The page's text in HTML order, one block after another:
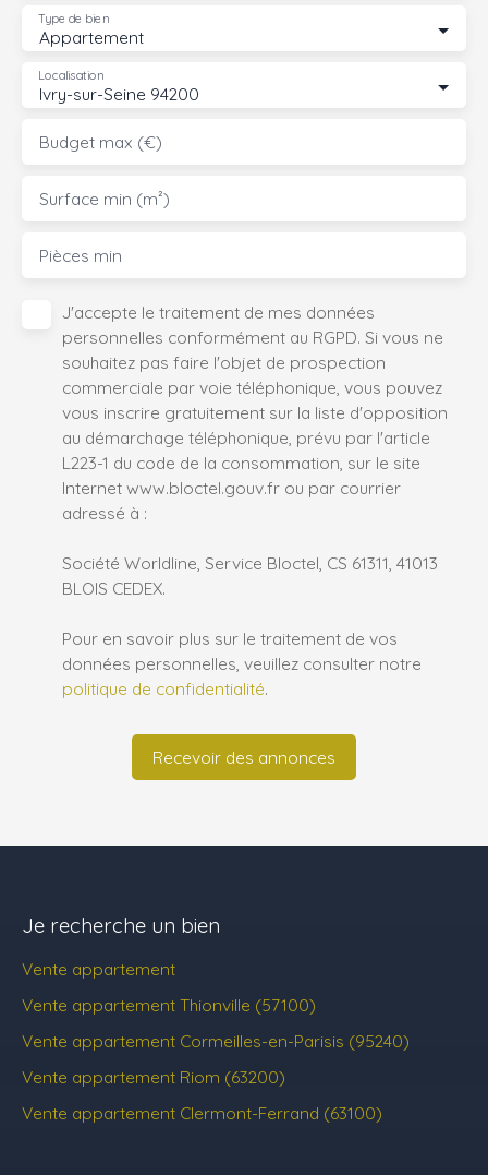
Appartement
Type de bien
Ivry-sur-Seine 94200
Localisation
Budget max (€)
Surface min (m²)
Pièces min
J'accepte le traitement de mes données
personnelles conformément au RGPD. Si vous ne
souhaitez pas faire l'objet de prospection
commerciale par voie téléphonique, vous pouvez
vous inscrire gratuitement sur la liste d'opposition
au démarchage téléphonique, prévu par l'article
L223-1 du code de la consommation, sur le site
Internet www.bloctel.gouv.fr ou par courrier
adressé à :
Société Worldline, Service Bloctel, CS 61311, 41013
BLOIS CEDEX.
Pour en savoir plus sur le traitement de vos
données personnelles, veuillez consulter notre
politique de confidentialité.
Recevoir des annonces
Je recherche un bien
Vente appartement
Vente appartement Thionville (57100)
Vente appartement Cormeilles-en-Parisis (95240)
Vente appartement Riom (63200)
Vente appartement Clermont-Ferrand (63100)